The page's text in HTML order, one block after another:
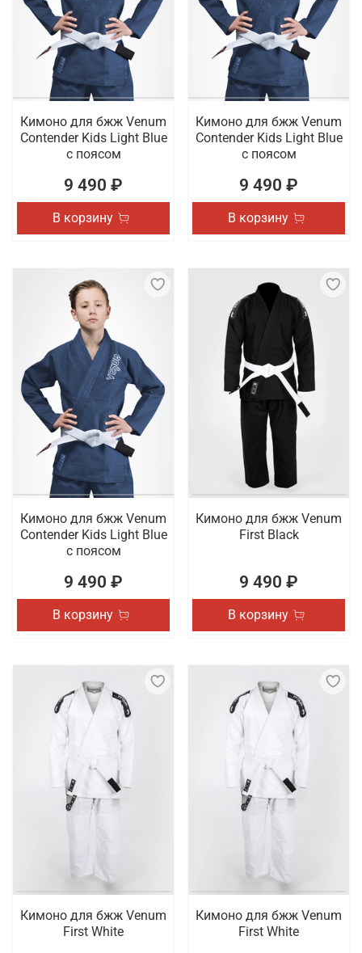
Кимоно для бжж Venum
Contender Kids Light Blue
с поясом
9 490 ₽
В корзину
Кимоно для бжж Venum
Contender Kids Light Blue
с поясом
9 490 ₽
В корзину
Кимоно для бжж Venum
Contender Kids Light Blue
с поясом
9 490 ₽
В корзину
Кимоно для бжж Venum
First Black
9 490 ₽
В корзину
Кимоно для бжж Venum
First White
Кимоно для бжж Venum
First White